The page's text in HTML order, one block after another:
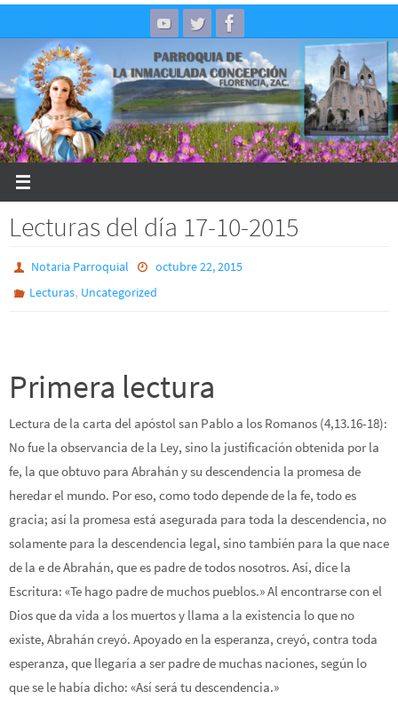
to
content
Lecturas del día 17-10-2015
Notaria Parroquial
octubre 22, 2015
Lecturas, Uncategorized
Primera lectura
Lectura de la carta del apóstol san Pablo a los Romanos (4,13.16-18):
No fue la observancia de la Ley, sino la justificación obtenida por la
fe, la que obtuvo para Abrahán y su descendencia la promesa de
heredar el mundo. Por eso, como todo depende de la fe, todo es
gracia; así la promesa está asegurada para toda la descendencia, no
solamente para la descendencia legal, sino también para la que nace
de la e de Abrahán, que es padre de todos nosotros. Así, dice la
Escritura: «Te hago padre de muchos pueblos.» Al encontrarse con el
Dios que da vida a los muertos y llama a la existencia lo que no
existe, Abrahán creyó. Apoyado en la esperanza, creyó, contra toda
esperanza, que llegaría a ser padre de muchas naciones, según lo
que se le había dicho: «Así será tu descendencia.»